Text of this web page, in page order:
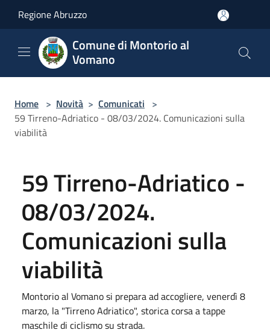
Regione Abruzzo
Comune di Montorio al
Vomano
Home > Novità > Comunicati >
59 Tirreno-Adriatico - 08/03/2024. Comunicazioni sulla
viabilità
59 Tirreno-Adriatico -
08/03/2024.
Comunicazioni sulla
viabilità
Montorio al Vomano si prepara ad accogliere, venerdì 8
marzo, la "Tirreno Adriatico", storica corsa a tappe
maschile di ciclismo su strada.